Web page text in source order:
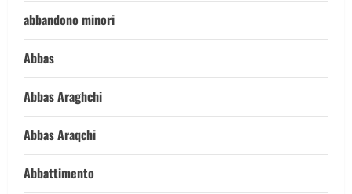
abbandono minori
Abbas
Abbas Araghchi
Abbas Araqchi
Abbattimento